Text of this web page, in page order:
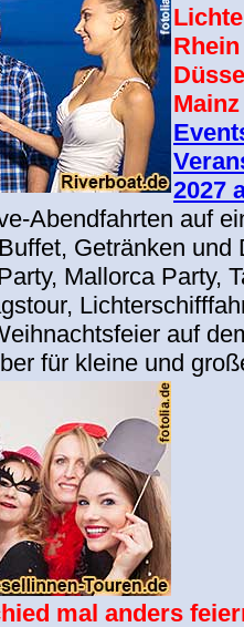
Mainz
2027
Abendfahrten auf
Getränken und
Mallorca Party,
auf
für kleine und
mal anders